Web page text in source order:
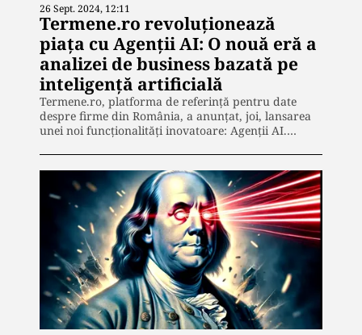
26 Sept. 2024, 12:11
Termene.ro revoluționează
piața cu Agenții AI: O nouă eră a
analizei de business bazată pe
inteligență artificială
Termene.ro, platforma de referință pentru date
despre firme din România, a anunțat, joi, lansarea
unei noi funcționalități inovatoare: Agenții AI.…